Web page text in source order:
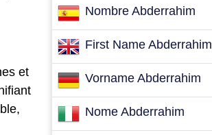
et
Nombre Abderrahim
First Name Abderrahim
Vorname Abderrahim
Nome Abderrahim